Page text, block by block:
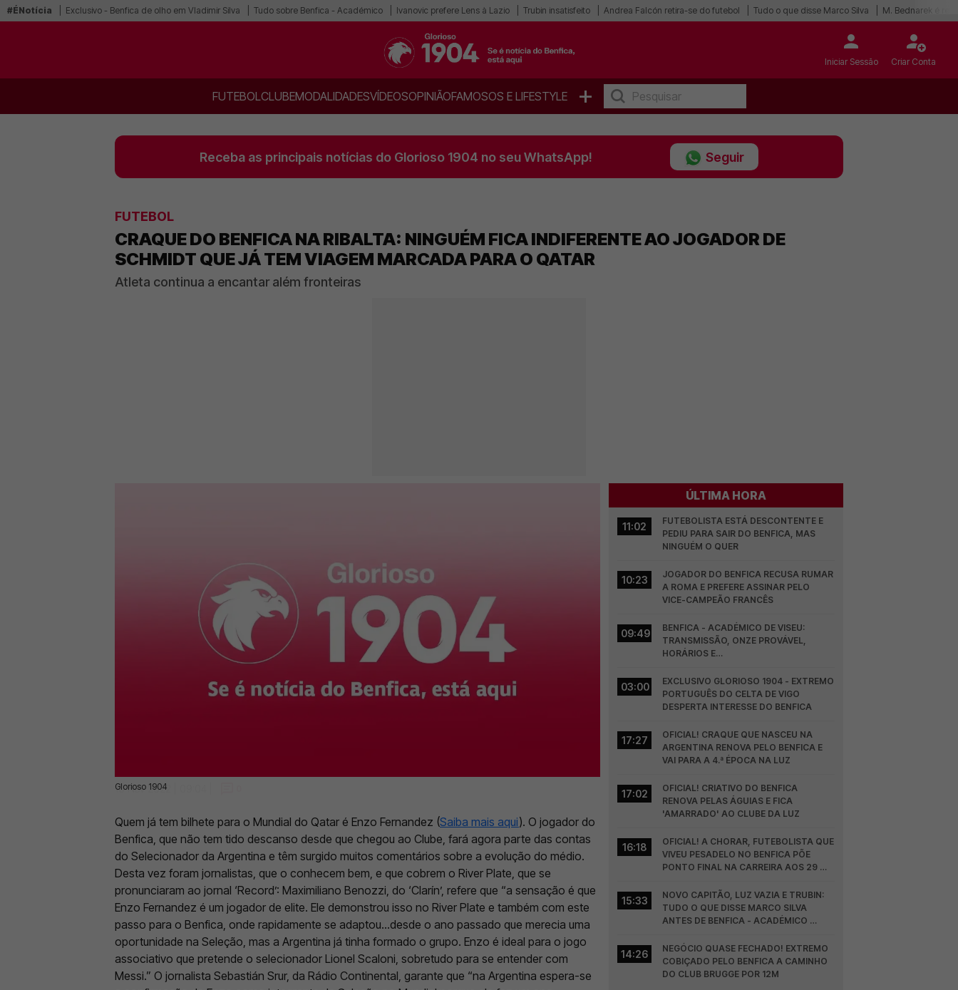
#ÉNotícia Exclusivo - Benfica de olho em Vladimir Silva Tudo sobre Benfica - Académico Ivanovic prefere Lens à Lazio Trubin insatisfeito Andrea Falcón retira-se do futebol Tudo o que disse Marco Silva M. Bednarek é
Iniciar Sessão Criar Conta
FUTEBOLCLUBEMODALIDADESVÍDEOSOPINIÃOFAMOSOS E LIFESTYLE +
Receba as principais notícias do Glorioso 1904 no seu WhatsApp! Seguir
FUTEBOL
CRAQUE DO BENFICA NA RIBALTA: NINGUÉM FICA INDIFERENTE AO JOGADOR DE
SCHMIDT QUE JÁ TEM VIAGEM MARCADA PARA O QATAR
Atleta continua a encantar além fronteiras
Glorioso 1904
10 Nov 2022 | 09:04 |
Quem já tem bilhete para o Mundial do Qatar é Enzo Fernandez (Saiba mais aqui). O jogador do
Benfica, que não tem tido descanso desde que chegou ao Clube, fará agora parte das contas
do Selecionador da Argentina e têm surgido muitos comentários sobre a evolução do médio.
Desta vez foram jornalistas, que o conhecem bem, e que cobrem o River Plate, que se
pronunciaram ao jornal ‘Record’: Maximiliano Benozzi, do ‘Clarín’, refere que “a sensação é que
Enzo Fernandez é um jogador de elite. Ele demonstrou isso no River Plate e também com este
passo para o Benfica, onde rapidamente se adaptou…desde o ano passado que merecia uma
oportunidade na Seleção, mas a Argentina já tinha formado o grupo. Enzo é ideal para o jogo
associativo que pretende o selecionador Lionel Scaloni, sobretudo para se entender com
Messi.” O jornalista Sebastián Srur, da Rádio Continental, garante que “na Argentina espera-se
ÚLTIMA HORA
11:02
FUTEBOLISTA ESTÁ DESCONTENTE E
PEDIU PARA SAIR DO BENFICA, MAS
NINGUÉM O QUER
10:23
JOGADOR DO BENFICA RECUSA RUMAR
A ROMA E PREFERE ASSINAR PELO
VICE-CAMPEÃO FRANCÊS
09:49
BENFICA - ACADÉMICO DE VISEU:
TRANSMISSÃO, ONZE PROVÁVEL,
HORÁRIOS E…
03:00
EXCLUSIVO GLORIOSO 1904 - EXTREMO
PORTUGUÊS DO CELTA DE VIGO
DESPERTA INTERESSE DO BENFICA
17:27
OFICIAL! CRAQUE QUE NASCEU NA
ARGENTINA RENOVA PELO BENFICA E
VAI PARA A 4.ª ÉPOCA NA LUZ
17:02
OFICIAL! CRIATIVO DO BENFICA
RENOVA PELAS ÁGUIAS E FICA
'AMARRADO' AO CLUBE DA LUZ
16:18
OFICIAL! A CHORAR, FUTEBOLISTA QUE
VIVEU PESADELO NO BENFICA PÕE
PONTO FINAL NA CARREIRA AOS 29
15:33
NOVO CAPITÃO, LUZ VAZIA E TRUBIN:
TUDO O QUE DISSE MARCO SILVA
ANTES DE BENFICA - ACADÉMICO
14:26
NEGÓCIO QUASE FECHADO! EXTREMO
COBIÇADO PELO BENFICA A CAMINHO
DO CLUB BRUGGE POR 12M